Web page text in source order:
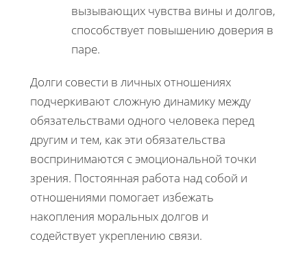
вызывающих чувства вины и долгов,
способствует повышению доверия в
паре.
Долги совести в личных отношениях
подчеркивают сложную динамику между
обязательствами одного человека перед
другим и тем, как эти обязательства
воспринимаются с эмоциональной точки
зрения. Постоянная работа над собой и
отношениями помогает избежать
накопления моральных долгов и
содействует укреплению связи.